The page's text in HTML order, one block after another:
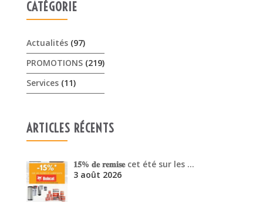
𝟏𝟓% 𝐝𝐞 𝐫𝐞𝐦𝐢𝐬𝐞 cet été sur les …
3 août 2026
Offres Pellenc olivion peigne …